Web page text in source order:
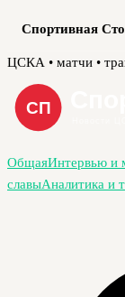
Спортивная
Перейти
содержимому
ЦСКА • матчи •
ОбщаяИнтервью и
славыАналитика и